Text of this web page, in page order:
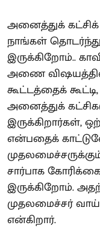
அனைத்துக்
நாங்கள்
இருக்கிறோம்..
அணை
கூட்டத்தைக்
அனைத்துக்
இருக்கிறார்கள்,
என்பதைக்
சார்பாக
இருக்கிறோம்.
முதலமைச்சர்
என்கிறார்.